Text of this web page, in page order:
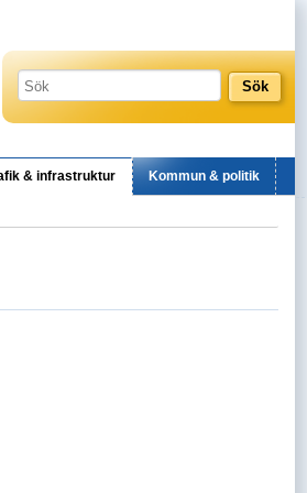
& infrastruktur Kommun & politik